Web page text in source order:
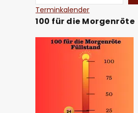
Terminkalender
100 für die Morgenröte